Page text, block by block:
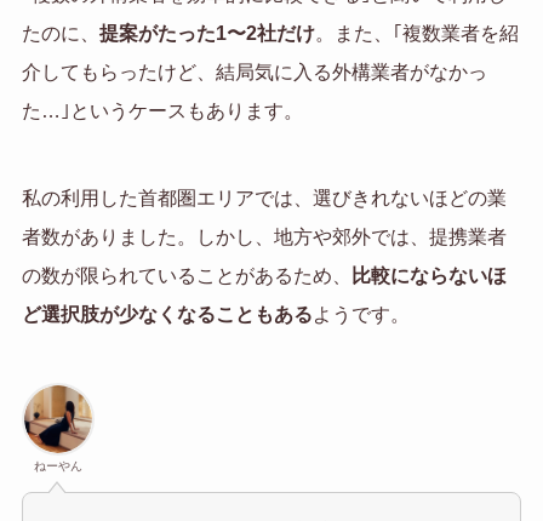
たのに、 提案がたった1〜2社だけ。また、｢複数業者を紹
介してもらったけど、結局気に入る外構業者がなかっ
た…｣というケースもあります。
私の利用した首都圏エリアでは、選びきれないほどの業
者数がありました。しかし、地方や郊外では、提携業者
の数が限られていることがあるため、
比較にならないほ
ど選択肢が少なくなることもあるようです。
ねーやん